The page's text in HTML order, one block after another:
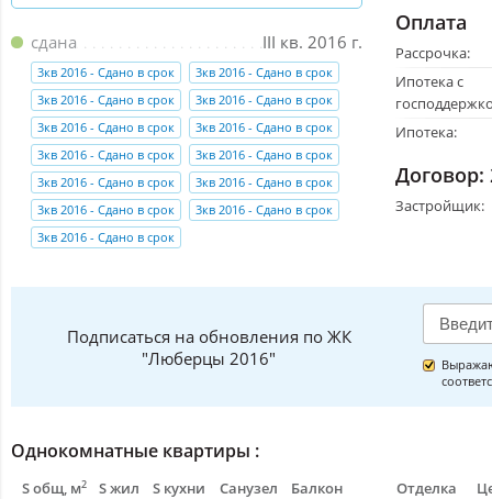
III кв. 2016 г.
сдана
3кв 2016 - Сдано в срок
3кв 2016 - Сдано в срок
3кв 2016 - Сдано в срок
3кв 2016 - Сдано в срок
3кв 2016 - Сдано в срок
3кв 2016 - Сдано в срок
3кв 2016 - Сдано в срок
3кв 2016 - Сдано в срок
3кв 2016 - Сдано в срок
3кв 2016 - Сдано в срок
3кв 2016 - Сдано в срок
3кв 2016 - Сдано в срок
3кв 2016 - Сдано в срок
Оплата
Рассрочка:
Ипотека с
Ипотека:
Договор:
Застройщик:
Подписаться на обновления по ЖК
"Люберцы 2016"
Однокомнатные квартиры :
S общ, м2 S жил S кухни Санузел Балкон Отделка